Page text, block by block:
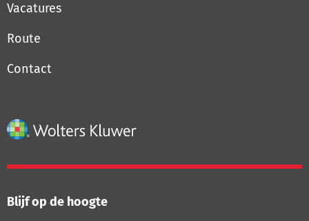
Vacatures
Route
Contact
Blijf op de hoogte